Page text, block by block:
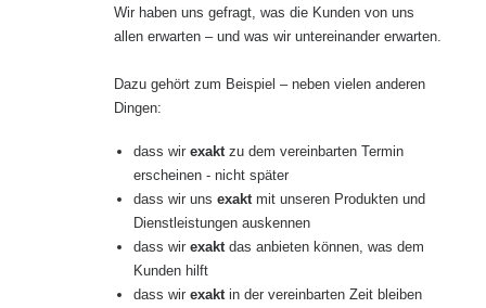
Wir haben uns gefragt, was die Kunden von uns
allen erwarten – und was wir untereinander erwarten.
Dazu gehört zum Beispiel – neben vielen anderen
Dingen:
dass wir exaktzu dem vereinbarten Termin
erscheinen - nicht später
dass wir uns exaktmit unseren Produkten und
Dienstleistungen auskennen
dass wir exaktdas anbieten können, was dem
Kunden hilft
dass wir exaktin der vereinbarten Zeit bleiben